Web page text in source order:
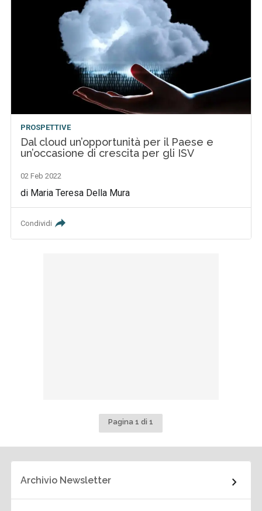
PROSPETTIVE
Dal cloud un’opportunità per il Paese e
un’occasione di crescita per gli ISV
02 Feb 2022
di Maria Teresa Della Mura
Condividi
Pagina 1 di 1
Archivio Newsletter